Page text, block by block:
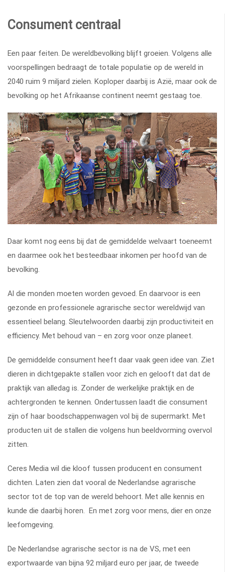
Consument centraal
Een paar feiten. De wereldbevolking blijft groeien. Volgens alle
voorspellingen bedraagt de totale populatie op de wereld in
2040 ruim 9 miljard zielen. Koploper daarbij is Azië, maar ook de
bevolking op het Afrikaanse continent neemt gestaag toe.
Daar komt nog eens bij dat de gemiddelde welvaart toeneemt
en daarmee ook het besteedbaar inkomen per hoofd van de
bevolking.
Al die monden moeten worden gevoed. En daarvoor is een
gezonde en professionele agrarische sector wereldwijd van
essentieel belang. Sleutelwoorden daarbij zijn productiviteit en
efficiency. Met behoud van – en zorg voor onze planeet.
De gemiddelde consument heeft daar vaak geen idee van. Ziet
dieren in dichtgepakte stallen voor zich en gelooft dat dat de
praktijk van alledag is. Zonder de werkelijke praktijk en de
achtergronden te kennen. Ondertussen laadt die consument
zijn of haar boodschappenwagen vol bij de supermarkt. Met
producten uit de stallen die volgens hun beeldvorming overvol
zitten.
Ceres Media wil die kloof tussen producent en consument
dichten. Laten zien dat vooral de Nederlandse agrarische
sector tot de top van de wereld behoort. Met alle kennis en
kunde die daarbij horen. En met zorg voor mens, dier en onze
leefomgeving.
De Nederlandse agrarische sector is na de VS, met een
exportwaarde van bijna 92 miljard euro per jaar, de tweede